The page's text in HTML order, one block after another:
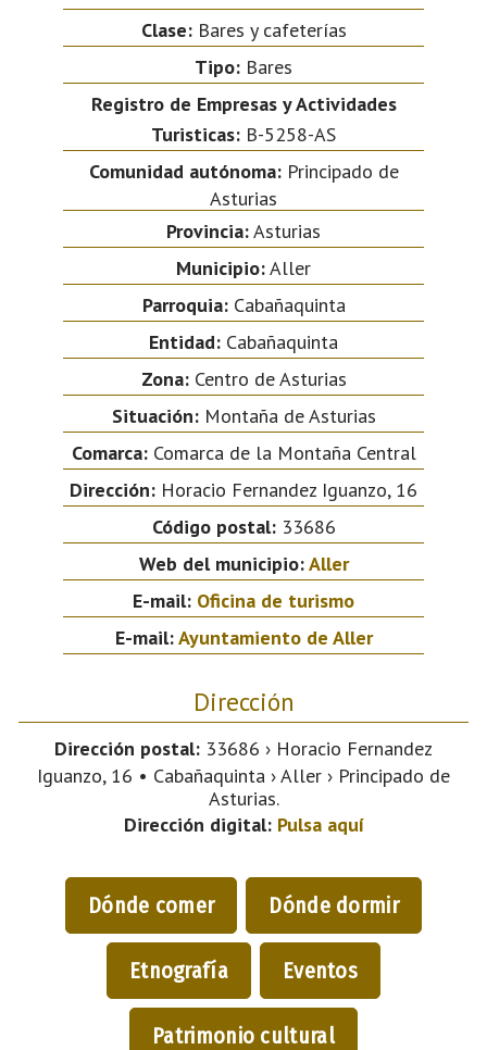
Clase:Bares y cafeterías
Tipo: Bares
Registro de Empresas y Actividades
Turisticas: B-5258-AS
Comunidad autónoma:Principado de
Asturias
Provincia:Asturias
Municipio:Aller
Parroquia:Cabañaquinta
Entidad: Cabañaquinta
Zona:Centro de Asturias
Situación:Montaña de Asturias
Comarca:Comarca de la Montaña Central
Dirección: Horacio Fernandez Iguanzo, 16
Código postal:33686
Web del municipio:Aller
E-mail: Oficina de turismo
E-mail:Ayuntamiento de Aller
Dirección
Dirección postal: 33686 › Horacio Fernandez
Iguanzo, 16 • Cabañaquinta › Aller › Principado de
Asturias.
Dirección digital: Pulsa aquí
Dónde comer Dónde dormir
Etnografía Eventos
Patrimonio cultural